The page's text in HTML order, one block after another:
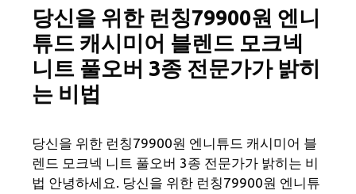
당신을 위한 런칭79900원 엔니
튜드 캐시미어 블렌드 모크넥
니트 풀오버 3종 전문가가 밝히
는 비법
당신을 위한 런칭79900원 엔니튜드 캐시미어 블
렌드 모크넥 니트 풀오버 3종 전문가가 밝히는 비
법 안녕하세요. 당신을 위한 런칭79900원 엔니튜